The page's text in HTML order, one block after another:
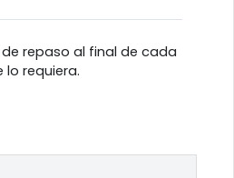
de repaso al final de cada
lo requiera.